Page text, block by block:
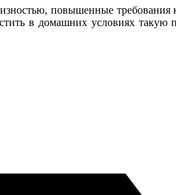
повышенные
в домашних условиях такую